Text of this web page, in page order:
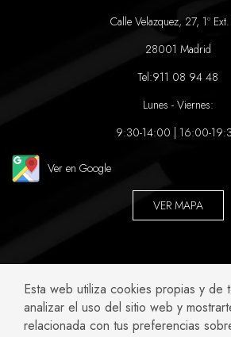
Calle Velazquez, 27, 1º
28001 Madrid
Tel:911 08 94 48
Lunes - Viernes:
9:30-14:00 | 16:00-
Ver en Google
VER MAPA
ABOGADOS
Accidentes y Negligencias
Civil
Esta web utiliza cookies propias y de
analizar el uso del sitio web y
relacionada con tus preferencias